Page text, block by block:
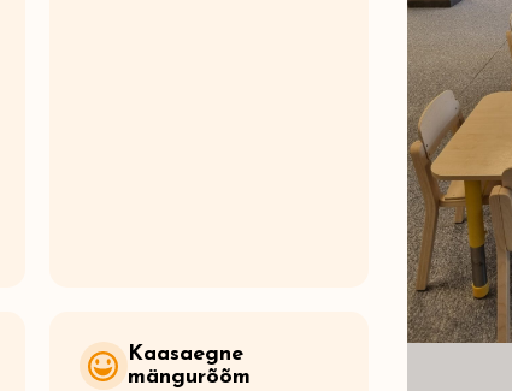
Kaasaegne
mängurõõm